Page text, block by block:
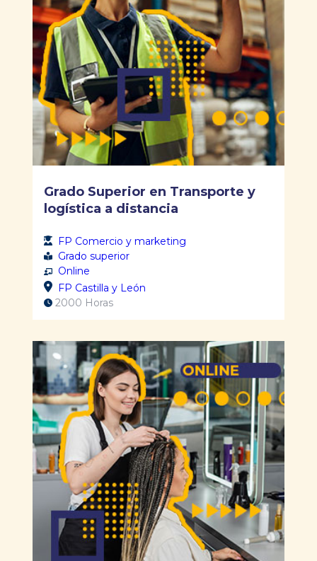
Grado Superior en Transporte y
logística a distancia
FP Comercio y marketing
Grado superior
Online
FP Castilla y León
2000 Horas